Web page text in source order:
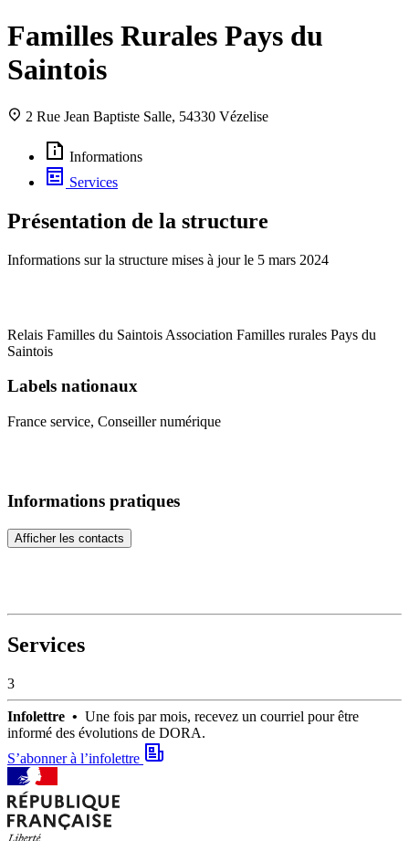
Familles Rurales Pays du
Saintois
2 Rue Jean Baptiste Salle, 54330 Vézelise
Informations
Services
Présentation de la structure
Informations sur la structure mises à jour le 5 mars 2024
Relais Familles du Saintois Association Familles rurales Pays du
Saintois
Labels nationaux
France service, Conseiller numérique
Informations pratiques
Afficher les contacts
Services
3
Infolettre • Une fois par mois, recevez un courriel pour être
informé des évolutions de DORA.
S’abonner à l’infolettre